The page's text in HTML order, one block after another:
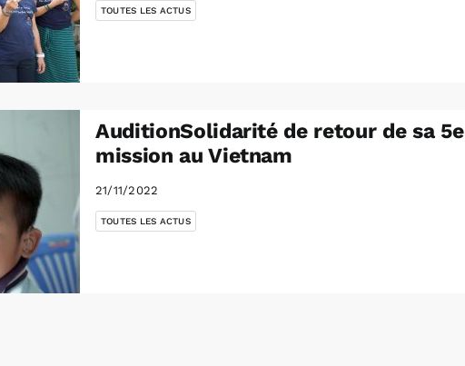
TOUTES LES ACTUS
AuditionSolidarité de retour de sa 5e
mission au Vietnam
21/11/2022
TOUTES LES ACTUS